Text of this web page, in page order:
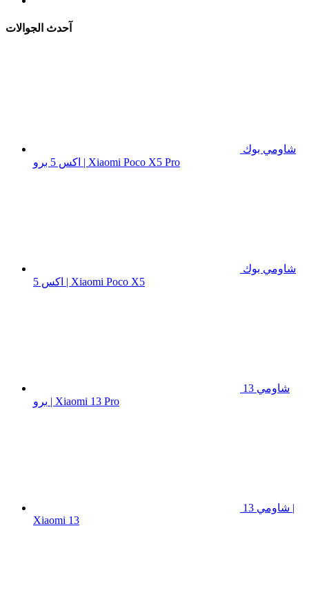
آحدث الجوالات
شاومي بوك
اكس 5 برو | Xiaomi Poco X5 Pro
شاومي بوك
اكس 5 | Xiaomi Poco X5
شاومي 13
برو | Xiaomi 13 Pro
شاومي 13 |
Xiaomi 13